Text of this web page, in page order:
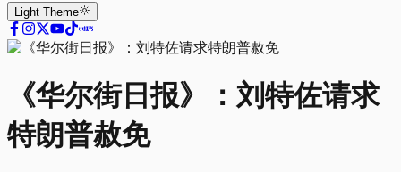
Light Theme
《华尔街日报》：刘特佐请求
特朗普赦免